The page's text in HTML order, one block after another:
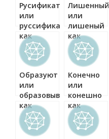
Русификатор
или
руссификатор
как
правильно?
Лишенный
или
лишеный
как
правильно?
Образуют
или
образовывают
как
правильно?
Конечно
или
конешно
как
правильно?